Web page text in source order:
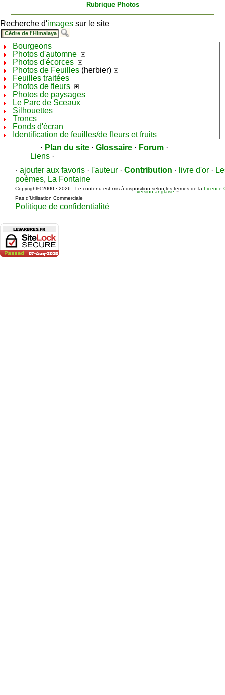
Rubrique Photos
Recherche d'images sur le site
Bourgeons
Photos d'automne
Photos d'écorces
Photos de Feuilles (herbier)
Feuilles traitées
Photos de fleurs
Photos de paysages
Le Parc de Sceaux
Silhouettes
Troncs
Fonds d'écran
Identification de feuilles/de fleurs et fruits
· Plan du site · Glossaire · Forum ·
Liens ·
· ajouter aux favoris · l'auteur · Contribution · livre d'or ·
poèmes, La Fontaine
Copyright© 2000 · 2026 - Le contenu est mis à disposition selon les termes de la Licence
Pas d’Utilisation Commerciale
Politique de confidentialité
version anglaise-